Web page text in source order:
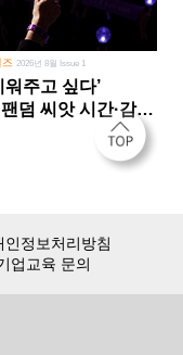
2026년 8월 Issue 1
워주고 싶다’
덤 씨앗 시간·감정
인정보처리방침
업교육 문의